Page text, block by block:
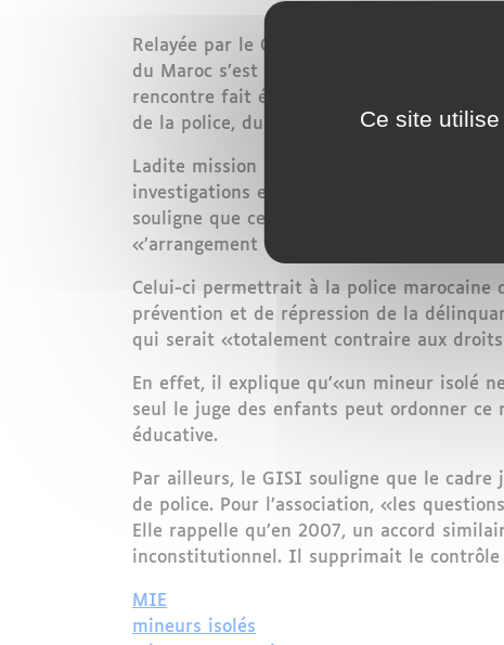
Relayée par le Groupe d’information et
du Maroc s’est penchée sur la situation
rencontre fait état de «l’arrivée en
de la police, du consulat et de la
Ladite mission aura pour but
investigations en vue de leur
souligne que cette démarche s’inscrit
«’arrangement administratif’, non daté et
Celui-ci permettrait à la police marocaine
prévention et de répression de la
qui serait «totalement contraire aux droits
En effet, il explique qu’«un mineur isolé
seul le juge des enfants peut ordonner ce
éducative.
Par ailleurs, le GISI souligne que le
de police. Pour l’association, «les
Elle rappelle qu’en 2007, un accord
inconstitutionnel. Il supprimait le
MIE
mineurs isolés
Ce site